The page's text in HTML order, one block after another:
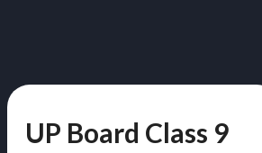
UP Board Class 9